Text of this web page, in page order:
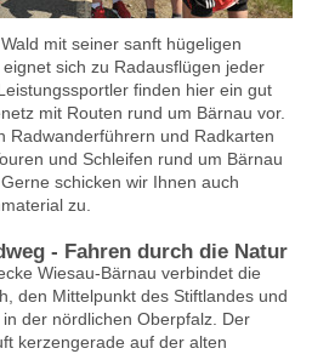
mit seiner sanft hügeligen
sich zu Radausflügen jeder
finden hier ein gut
mit Routen rund um Bärnau vor.
Radwanderführern und Radkarten
und Schleifen rund um Bärnau
schicken wir Ihnen auch
zu.
- Fahren durch die Natur
Wiesau-Bärnau verbindet die
den Mittelpunkt des Stiftlandes und
der nördlichen Oberpfalz. Der
kerzengerade auf der alten